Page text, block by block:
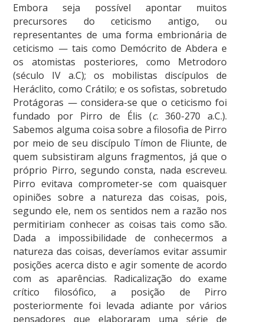
Embora seja possível apontar muitos
precursores do ceticismo antigo, ou
representantes de uma forma embrionária de
ceticismo — tais como Demócrito de Abdera e
os atomistas posteriores, como Metrodoro
(século IV a.C); os mobilistas discípulos de
Heráclito, como Crátilo; e os sofistas, sobretudo
Protágoras — considera-se que o ceticismo foi
fundado por Pirro de Élis (c. 360-270 a.C.).
Sabemos alguma coisa sobre a filosofia de Pirro
por meio de seu discípulo Tímon de Fliunte, de
quem subsistiram alguns fragmentos, já que o
próprio Pirro, segundo consta, nada escreveu.
Pirro evitava comprometer-se com quaisquer
opiniões sobre a natureza das coisas, pois,
segundo ele, nem os sentidos nem a razão nos
permitiriam conhecer as coisas tais como são.
Dada a impossibilidade de conhecermos a
natureza das coisas, deveríamos evitar assumir
posições acerca disto e agir somente de acordo
com as aparências. Radicalização do exame
crítico filosófico, a posição de Pirro
posteriormente foi levada adiante por vários
pensadores que elaboraram uma série de